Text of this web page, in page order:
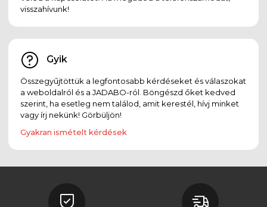
visszahívunk!
Gyik
Összegyűjtöttük a legfontosabb kérdéseket és válaszokat
a weboldalról és a JADABO-ról. Böngészd őket kedved
szerint, ha esetleg nem találod, amit kerestél, hívj minket
vagy írj nekünk! Görbüljön!
Gyakran ismételt kérdések